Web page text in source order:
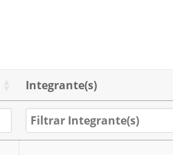
Integrante(s)